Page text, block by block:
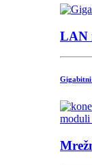
LAN
Gigabitni